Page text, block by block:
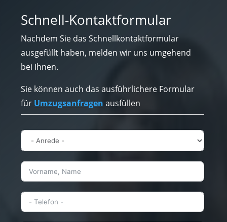
Schnell-Kontaktformular
Nachdem Sie das Schnellkontaktformular
ausgefüllt haben, melden wir uns umgehend
bei Ihnen.
Sie können auch das ausführlichere Formular
für Umzugsanfragen ausfüllen